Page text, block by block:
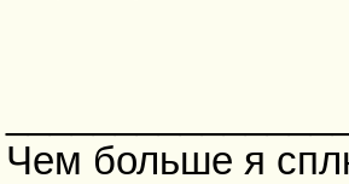
Чем больше я